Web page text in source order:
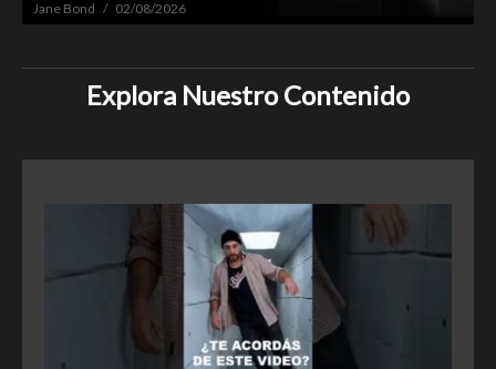
Jane Bond 02/08/2026
Explora Nuestro Contenido